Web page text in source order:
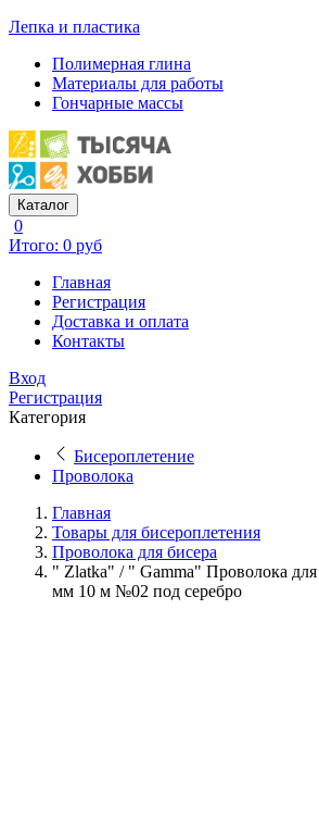
Лепка и пластика
Полимерная глина
Материалы для работы
Гончарные массы
Каталог
0
Итого: 0 руб
Главная
Регистрация
Доставка и оплата
Контакты
Вход
Регистрация
Категория
Бисероплетение
Проволока
Главная
Товары для бисероплетения
Проволока для бисера
" Zlatka" / " Gamma" Проволока
мм 10 м №02 под серебро